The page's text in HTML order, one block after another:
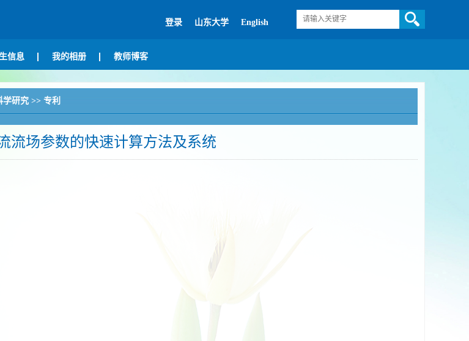
登录 山东大学 English
信息 我的相册 教师博客
学研究 >> 专利
流场参数的快速计算方法及系统